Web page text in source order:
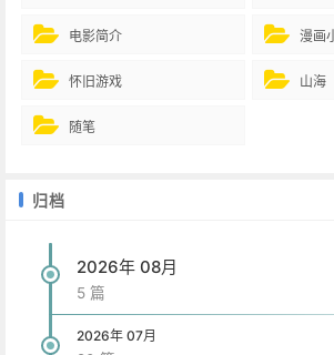
电影简介 漫画
怀旧游戏 山海
随笔
归档
2026年 08月
5 篇
2026年 07月